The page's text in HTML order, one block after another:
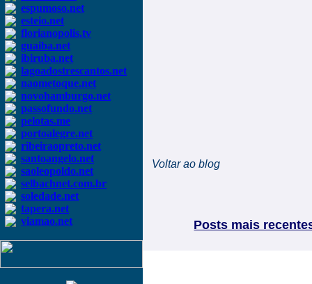
espumoso.net
esteio.net
florianopolis.tv
guaiba.net
ibiruba.net
lagoadostrescantos.net
naometoque.net
novohamburgo.net
passofundo.net
pelotas.me
portoalegre.net
ribeiraopreto.net
santoangelo.net
saoleopoldo.net
selbachnet.com.br
soledade.net
tapera.net
viamao.net
Voltar ao blog
Posts mais